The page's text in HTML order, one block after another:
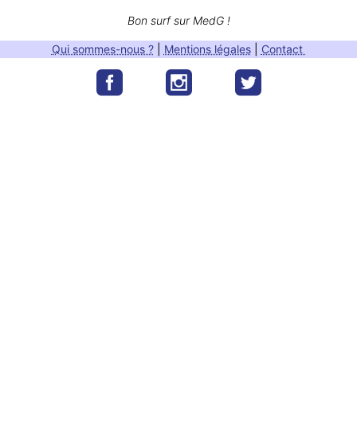
Bon surf sur MedG !
Qui sommes-nous ?| Mentions légales| Contact